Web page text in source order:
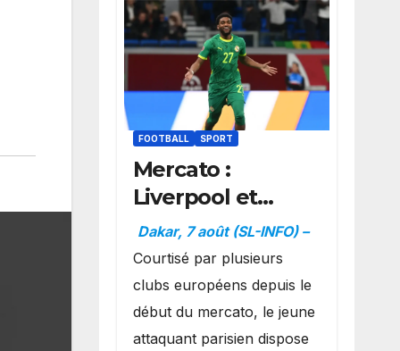
FOOTBALL SPORT
Mercato :
Liverpool et
Dortmund se
positionnent en
favoris pour
recruter Ibrahim
Mbaye
Dakar, 7 août (SL-INFO) –
Courtisé par plusieurs
clubs européens depuis le
début du mercato, le jeune
attaquant parisien dispose